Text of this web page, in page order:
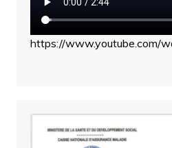
https://www.youtube.com/